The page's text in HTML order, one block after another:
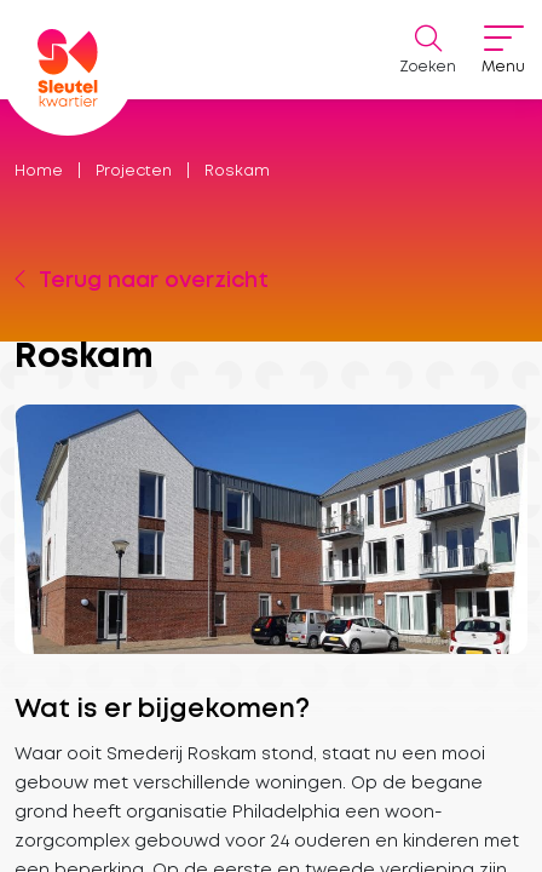
Menu
Zoeken
Home Projecten Roskam
Terug naar overzicht
Roskam
Wat is er bijgekomen?
Waar ooit Smederij Roskam stond, staat nu een mooi
gebouw met verschillende woningen. Op de begane
grond heeft organisatie Philadelphia een woon-
zorgcomplex gebouwd voor 24 ouderen en kinderen met